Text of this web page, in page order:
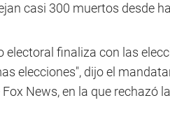
casi 300 muertos desde
electoral finaliza con las
elecciones", dijo el
News, en la que rechazó